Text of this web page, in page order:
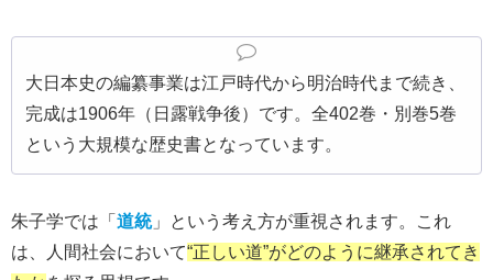
大日本史の編纂事業は江戸時代から明治時代まで続き、
完成は1906年（日露戦争後）です。全402巻・別巻5巻
という大規模な歴史書となっています。
朱子学では「 道統」という考え方が重視されます。これ
は、人間社会において“正しい道”がどのように継承されてき